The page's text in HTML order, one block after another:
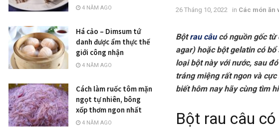
26 Tháng 10, 2022 in Các món ăn
Bộtrau câucó nguồn gốc từ
agar) hoặc bột gelatin có
loại bột này với nước, sau
tráng miệng rất ngon và
biết hôm nay hãy cùng tìm
Bột rau câu
4 NĂM AGO
Há cảo – Dimsum tứ
danh được ẩm thực thế
giới công nhận
4 NĂM AGO
Cách làm ruốc tôm mặn
ngọt tự nhiên, bông
xốp thơm ngon nhất
4 NĂM AGO